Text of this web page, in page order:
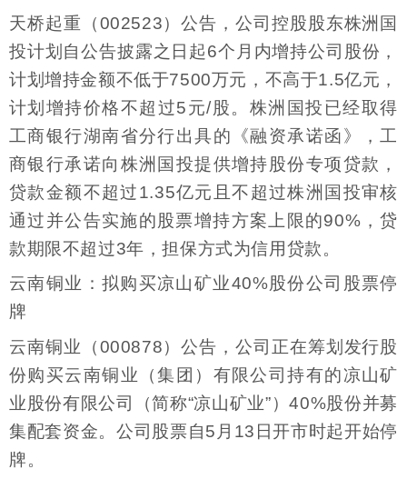
天桥起重（002523）公告，公司控股股东株洲国
投计划自公告披露之日起6个月内增持公司股份，
计划增持金额不低于7500万元，不高于1.5亿元，
计划增持价格不超过5元/股。株洲国投已经取得
工商银行湖南省分行出具的《融资承诺函》，工
商银行承诺向株洲国投提供增持股份专项贷款，
贷款金额不超过1.35亿元且不超过株洲国投审核
通过并公告实施的股票增持方案上限的90%，贷
款期限不超过3年，担保方式为信用贷款。
云南铜业：拟购买凉山矿业40%股份公司股票停
牌
云南铜业（000878）公告，公司正在筹划发行股
份购买云南铜业（集团）有限公司持有的凉山矿
业股份有限公司（简称“凉山矿业”）40%股份并募
集配套资金。公司股票自5月13日开市时起开始停
牌。